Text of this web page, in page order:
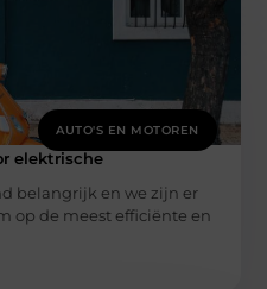
AUTO'S EN MOTOREN
elektrische
belangrijk en we zijn er
op de meest efficiënte en